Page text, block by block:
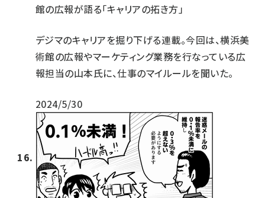
館の広報が語る「キャリアの拓き方」
デジマのキャリアを掘り下げる連載。今回は、横浜美
術館の広報やマーケティング業務を行なっている広
報担当の山本氏に、仕事のマイルールを聞いた。
2024/5/30